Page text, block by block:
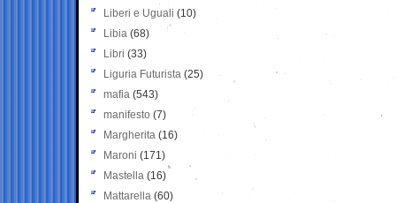
Liberi e Uguali (10)
Libia (68)
Libri (33)
Liguria Futurista (25)
mafia (543)
manifesto (7)
Margherita (16)
Maroni (171)
Mastella (16)
Mattarella (60)